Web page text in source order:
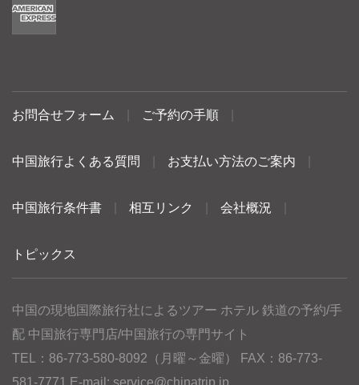
お問合せフォーム ご予約の手順
中国旅行よくある質問 お支払い方法のご案内
中国旅行条件書 相互リンク 会社概況
トピックス
中国の現地国際旅行社によるツアー ホテル 鉄道の予約/手
配 中国旅行専門店/中国旅行の専門サイト
TEL：86-773-580-8092（月曜～金曜） FAX：86-773-
581-7771 E-mail: service@chinatrip.jp